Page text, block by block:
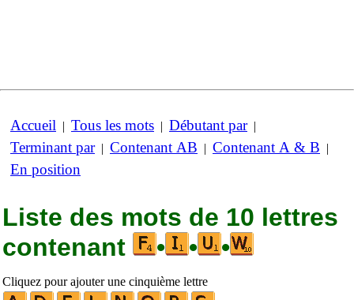
Accueil | Tous les mots | Débutant par|
Terminant par| Contenant AB | Contenant A & B |
En position
Liste des mots de 10 lettres
contenant
• • •
Cliquez pour ajouter une cinquième lettre